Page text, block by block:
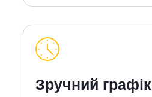
Зручний графік